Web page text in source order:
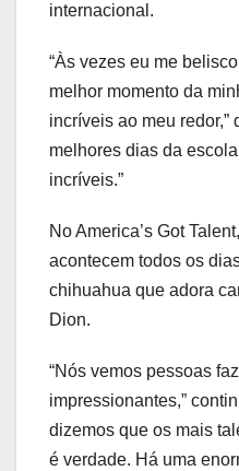
internacional.
“Às vezes eu me
melhor momento da
incríveis ao meu redor,”
melhores dias da
incríveis.”
No America’s Got
acontecem todos os
chihuahua que adora
Dion.
“Nós vemos pessoas
impressionantes,”
dizemos que os mais
é verdade. Há uma